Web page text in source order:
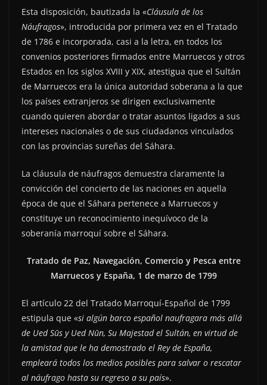
Esta disposición, bautizada la «Cláusula de los
Náufragos», introducida por primera vez en el Tratado
de 1786 e incorporada, casi a la letra, en todos los
convenios posteriores firmados entre Marruecos y otros
Estados en los siglos XVIII y XIX, atestigua que el Sultán
de Marruecos era la única autoridad soberana a la que
los países extranjeros se dirigen exclusivamente
cuando quieren abordar o tratar asuntos ligados a sus
intereses nacionales o de sus ciudadanos vinculados
con las provincias sureñas del Sáhara.
La cláusula de náufragos demuestra claramente la
convicción del concierto de las naciones en aquella
época de que el Sáhara pertenece a Marruecos y
constituye un reconocimiento inequívoco de la
soberanía marroquí sobre el Sáhara.
Tratado de Paz, Navegación, Comercio y Pesca entre
Marruecos y España, 1 de marzo de 1799
El artículo 22 del Tratado Marroquí-Español de 1799
estipula que «si algún barco español naufragara más allá
de Ued Sūs y Ued Nūn, Su Majestad el Sultán, en virtud de
la amistad que le ha demostrado el Rey de España,
empleará todos los medios posibles para salvar o rescatar
al náufrago hasta su regreso a su país».